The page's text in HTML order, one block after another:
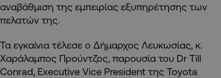
αναβάθμιση της εμπειρίας εξυπηρέτησης των
πελατών της.
Τα εγκαίνια τέλεσε ο Δήμαρχος Λευκωσίας, κ.
Χαράλαμπος Προύντζος, παρουσία του Dr Till
Conrad, Executive Vice President της Toyota